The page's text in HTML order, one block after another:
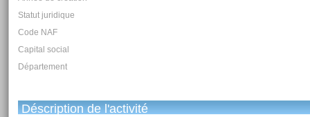
Statut juridique
Code NAF
Capital social
Département
Déscription de l'activité